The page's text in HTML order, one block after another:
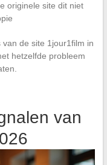
originele site dit niet
de site 1jour1film in
hetzelfde probleem
van